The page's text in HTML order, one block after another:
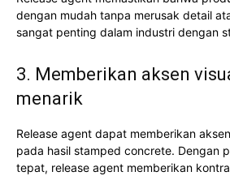
dengan mudah tanpa merusak detail
sangat penting dalam industri dengan
3. Memberikan aksen
menarik
Release agent dapat memberikan
pada hasil stamped concrete. Dengan
tepat, release agent memberikan